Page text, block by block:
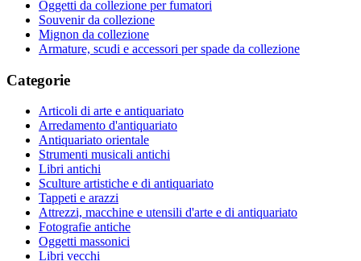
Oggetti da collezione per fumatori
Souvenir da collezione
Mignon da collezione
Armature, scudi e accessori per spade da collezione
Categorie
Articoli di arte e antiquariato
Arredamento d'antiquariato
Antiquariato orientale
Strumenti musicali antichi
Libri antichi
Sculture artistiche e di antiquariato
Tappeti e arazzi
Attrezzi, macchine e utensili d'arte e di antiquariato
Fotografie antiche
Oggetti massonici
Libri vecchi